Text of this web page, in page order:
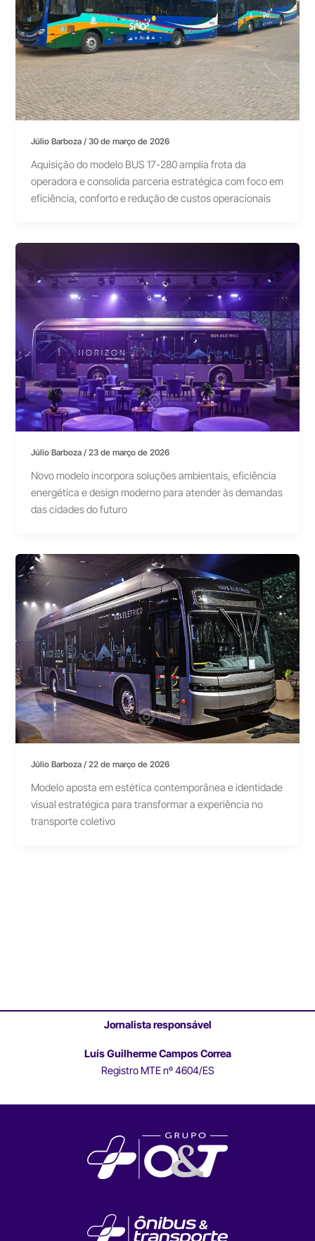
Júlio Barboza/30 de março de 2026
Aquisição do modelo BUS 17-280 amplia frota da
operadora e consolida parceria estratégica com foco em
eficiência, conforto e redução de custos operacionais
Júlio Barboza/23 de março de 2026
Novo modelo incorpora soluções ambientais, eficiência
energética e design moderno para atender às demandas
das cidades do futuro
Júlio Barboza/22 de março de 2026
Modelo aposta em estética contemporânea e identidade
visual estratégica para transformar a experiência no
transporte coletivo
Jornalista responsável
Luís Guilherme Campos Correa
Registro MTE nº 4604/ES